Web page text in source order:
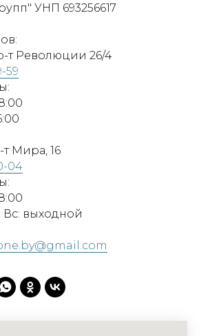
УНП 693256617
т Революции 26/4
59
Мира, 16
04
Вс: выходной